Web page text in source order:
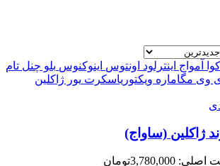
آکوا آمواج اینترلود اونتوس اینوکنوس بلو چنل تام
وی مگاماره ویکتوریاسکرت یور ژاکلین
قیمت اصلی: 3,780,000تومان